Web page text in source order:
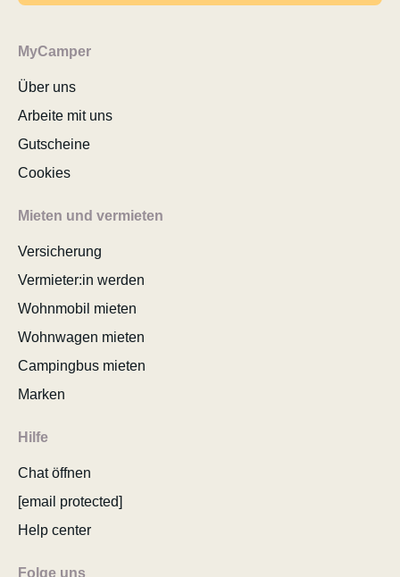
MyCamper
Über uns
Arbeite mit uns
Gutscheine
Cookies
Mieten und vermieten
Versicherung
Vermieter:in werden
Wohnmobil mieten
Wohnwagen mieten
Campingbus mieten
Marken
Hilfe
Chat öffnen
[email protected]
Help center
Folge uns